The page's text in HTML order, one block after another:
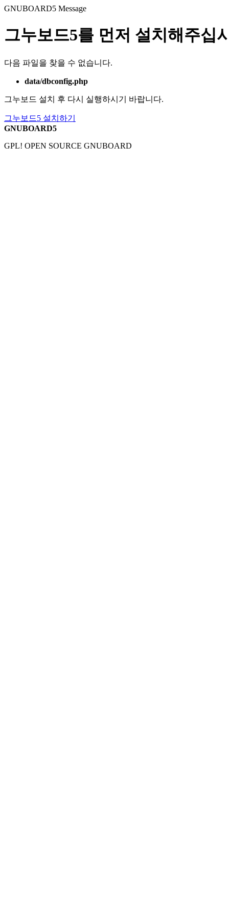
GNUBOARD5 Message
그누보드5를 먼저 설치해주십
다음 파일을 찾을 수 없습니다.
data/dbconfig.php
그누보드 설치 후 다시 실행하시기 바랍니다.
그누보드5 설치하기
GNUBOARD5
GPL! OPEN SOURCE GNUBOARD